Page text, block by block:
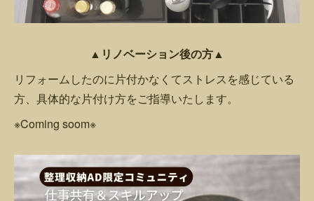
▲リノベーション後の方▲
リフォームしたのに片付かなくてストレスを感じている
方、具体的な片付け方をご指導いたします。
※Coming soom※